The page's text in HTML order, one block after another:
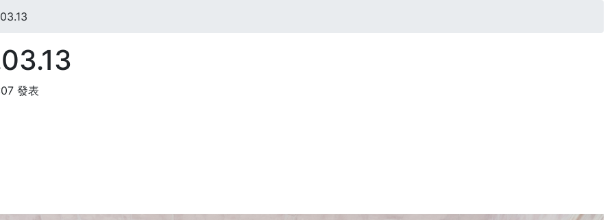
發表